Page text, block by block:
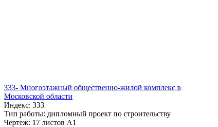
333- Многоэтажный общественно-жилой комплекс в
Московской области
Индекс: 333
Тип работы: дипломный проект по строительству
Чертеж: 17 листов А1